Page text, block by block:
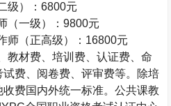
级）： 6800元
（一级）： 9800元
师（正高级）： 16800元
教材费、培训费、认证费、命
费、阅卷费、评审费等。除培
费国内外统一标准。公共课教